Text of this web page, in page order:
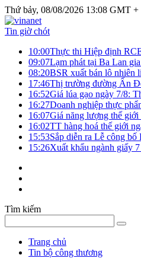
Thứ bảy, 08/08/2026 13:08 GMT +
Tin giờ chót
10:00Thực thi Hiệp định
09:07Lạm phát tại Ba Lan
08:20BSR xuất bán lô nhiên
17:46Thị trường đường Ấn
16:52Giá lúa gạo ngày 7/8:
16:27Doanh nghiệp thực
16:07Giá năng lượng thế
16:02TT hàng hoá thế giới
15:53Sắp diễn ra Lễ công
15:26Xuất khẩu ngành giấy
Tìm kiếm
Trang chủ
Tin bộ công thương